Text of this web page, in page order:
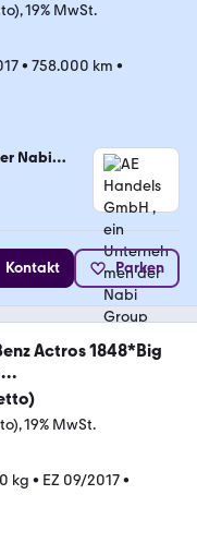
19% MwSt.
• 758.000 km •
Nabi
Kontakt Parken
Actros 1848*Big
19% MwSt.
kg • EZ 09/2017•